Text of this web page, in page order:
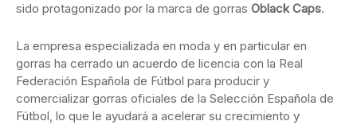
sido protagonizado por la marca de gorras Oblack Caps.
La empresa especializada en moda y en particular en
gorras ha cerrado un acuerdo de licencia con la Real
Federación Española de Fútbol para producir y
comercializar gorras oficiales de la Selección Española de
Fútbol, lo que le ayudará a acelerar su crecimiento y